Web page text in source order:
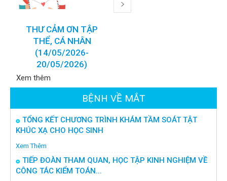
THƯ CẢM ƠN TẬP
THỂ, CÁ NHÂN
(14/05/2026-
20/05/2026)
Xem thêm
BỆNH VỀ MẮT
TỔNG KẾT CHƯƠNG TRÌNH KHÁM TẦM SOÁT TẬT
KHÚC XẠ CHO HỌC SINH
Xem Thêm
TIẾP ĐOÀN THAM QUAN, HỌC TẬP KINH NGHIỆM VỀ
CÔNG TÁC KIỂM TOÁN...